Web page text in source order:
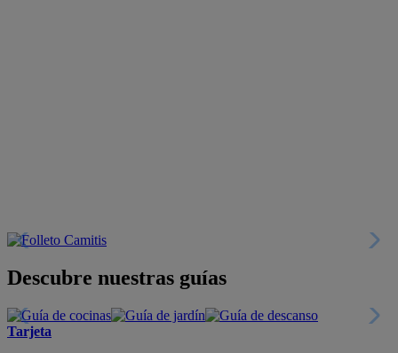
Descubre nuestras guías
Tarjeta